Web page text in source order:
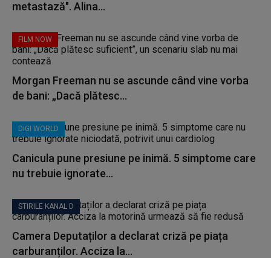
metastază". Alina...
FILM NOW
Morgan Freeman nu se ascunde când vine vorba
de bani: „Dacă plătesc...
DIGI WORLD
Canicula pune presiune pe inimă. 5 simptome care
nu trebuie ignorate...
STIRILE KANAL D
Camera Deputaților a declarat criză pe piața
carburanților. Acciza la...